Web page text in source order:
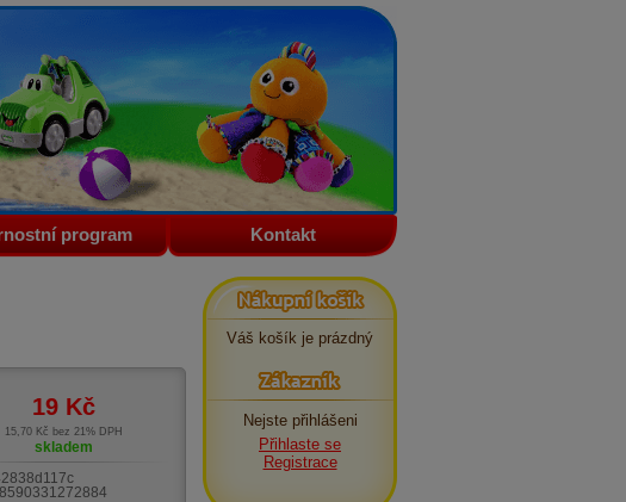
program Kontakt
19 Kč
15,70 Kč bez 21% DPH
skladem
8590331272884
Nákupní košík
Váš košík je prázdný
Zákazník
Nejste přihlášeni
Přihlaste se
Registrace